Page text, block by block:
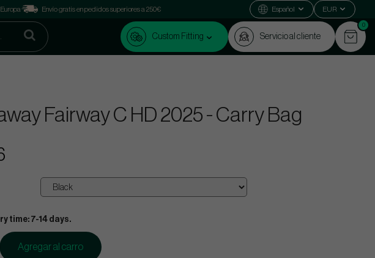
Envío gratis en pedidos superiores a 250€ Español EUR
Custom Fitting Servicio al cliente
0
Fairway C HD 2025 - Carry Bag
time: 7-14 days.
Agregar al carro